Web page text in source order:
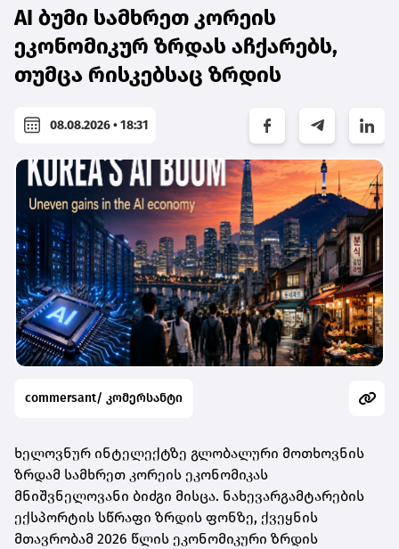
AI ბუმი სამხრეთ კორეის
ეკონომიკურ ზრდას აჩქარებს,
თუმცა რისკებსაც ზრდის
08.08.2026 • 18:31
commersant/ კომერსანტი
ხელოვნურ ინტელექტზე გლობალური მოთხოვნის
ზრდამ სამხრეთ კორეის ეკონომიკას
მნიშვნელოვანი ბიძგი მისცა. ნახევარგამტარების
ექსპორტის სწრაფი ზრდის ფონზე, ქვეყნის
მთავრობამ 2026 წლის ეკონომიკური ზრდის